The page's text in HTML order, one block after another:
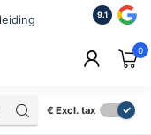
ISO
2.500+
9.1
0
€ Excl. tax